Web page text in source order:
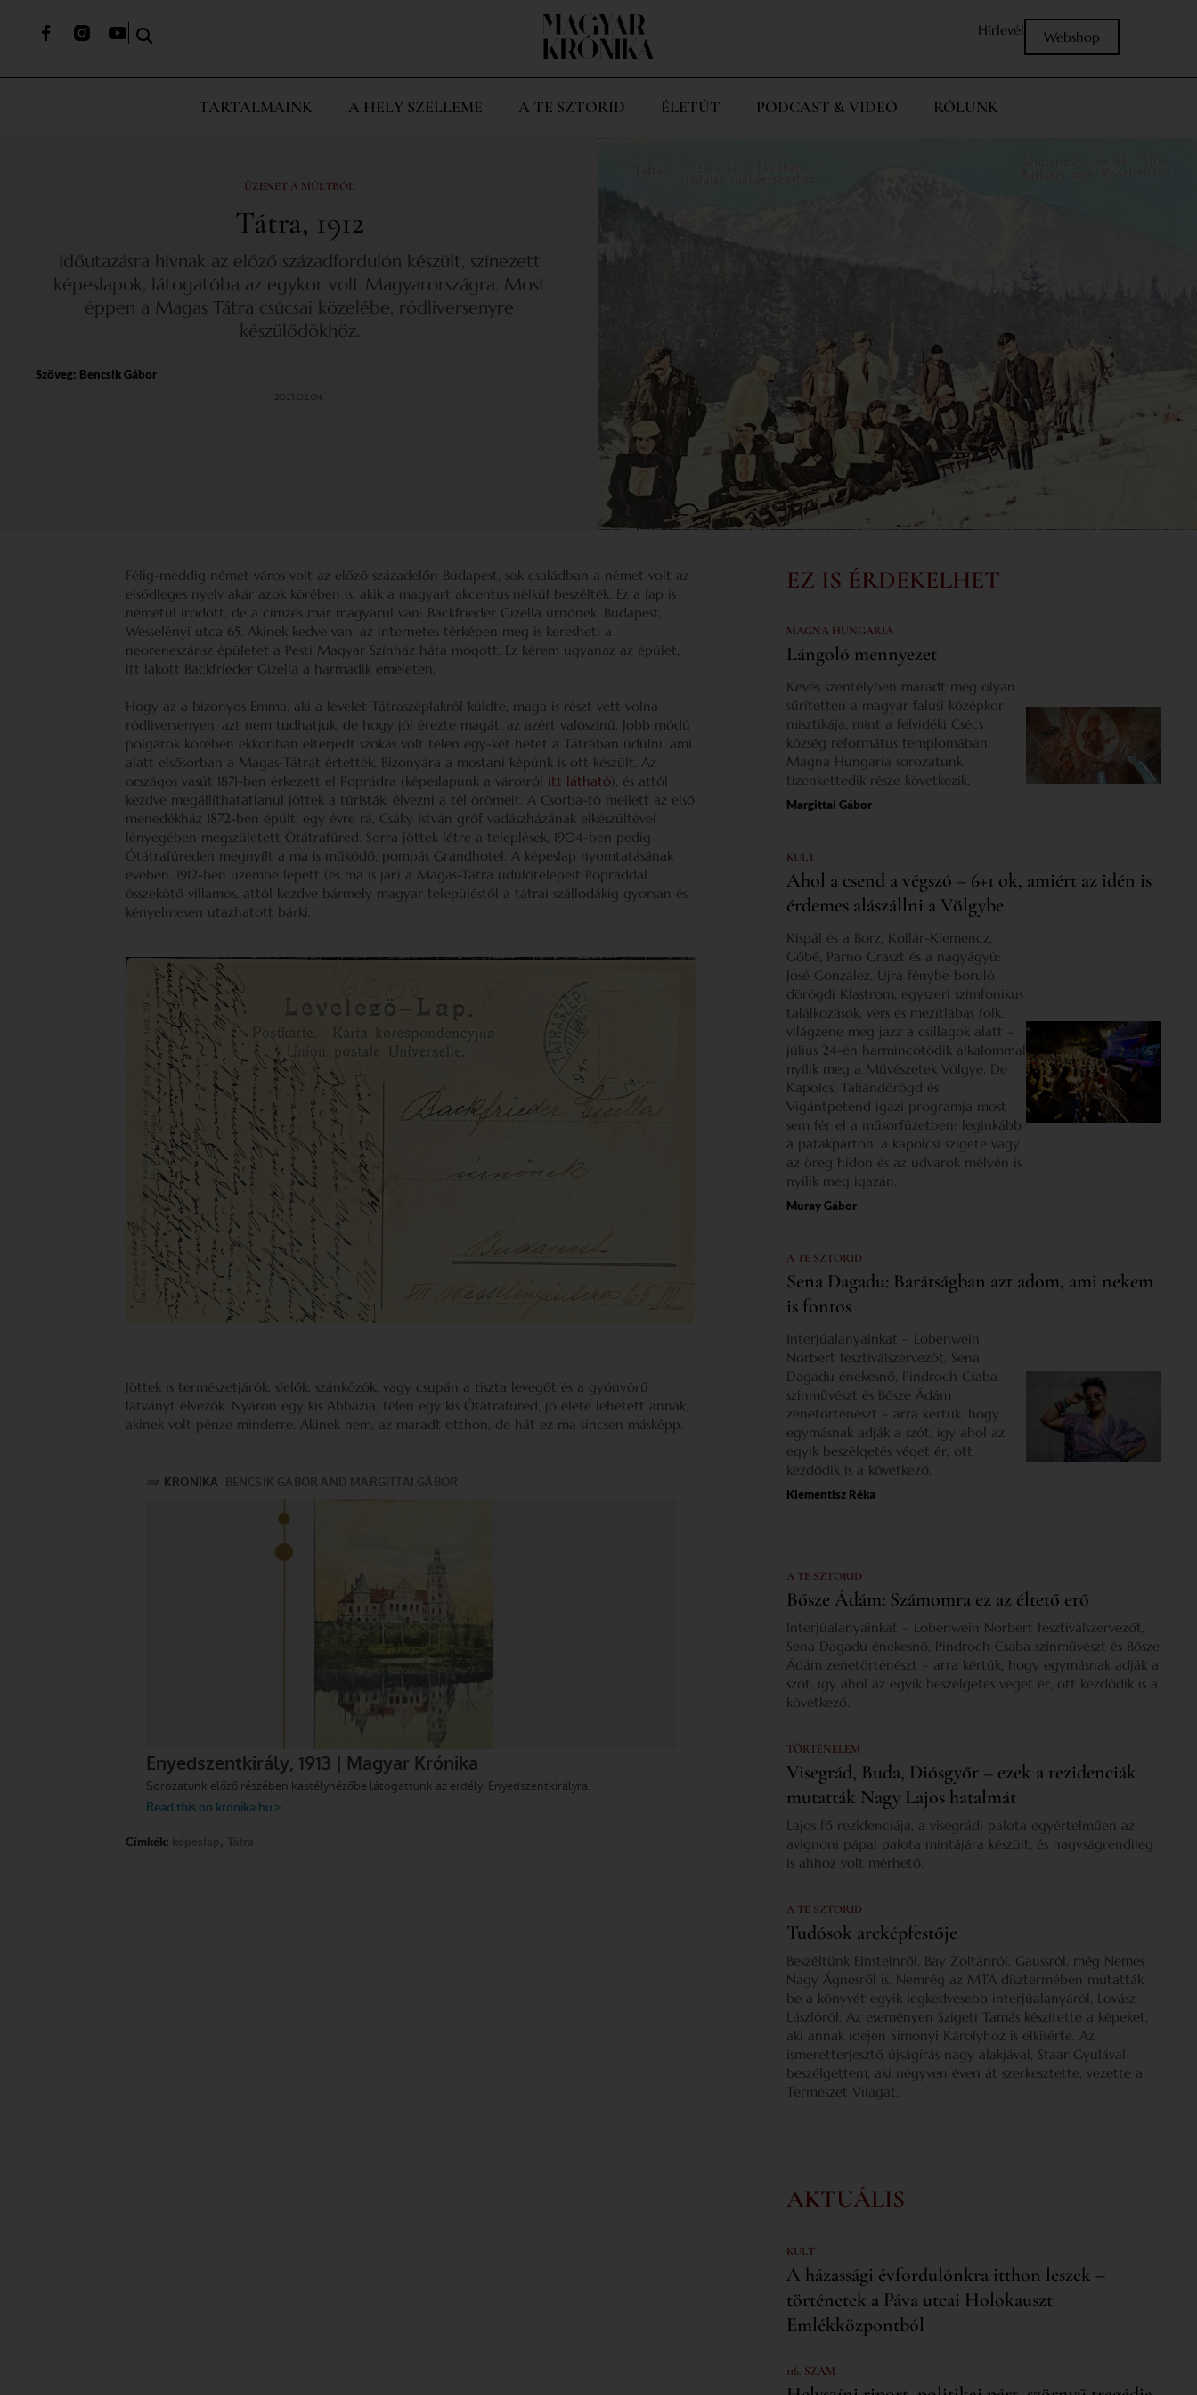
Hírlevél Webshop
TARTALMAINK A HELY SZELLEME A TE SZTORID ÉLETÚT PODCAST & VIDEÓ RÓLUNK
ÜZENET A MÚLTBÓL
Tátra, 1912
Időutazásra hívnak az előző századfordulón készült, színezett
képeslapok, látogatóba az egykor volt Magyarországra. Most
éppen a Magas Tátra csúcsai közelébe, ródliversenyre
készülődökhöz.
Szöveg: Bencsik Gábor
2025.02.04.
Félig-meddig német város volt az előző századelőn Budapest, sok családban a német volt az
elsődleges nyelv akár azok körében is, akik a magyart akcentus nélkül beszélték. Ez a lap is
németül íródott, de a címzés már magyarul van: Backfrieder Gizella úrnőnek, Budapest,
Wesselényi utca 65. Akinek kedve van, az internetes térképen meg is keresheti a
neoreneszánsz épületet a Pesti Magyar Színház háta mögött. Ez kérem ugyanaz az épület,
itt lakott Backfrieder Gizella a harmadik emeleten.
Hogy az a bizonyos Emma, aki a levelet Tátraszéplakról küldte, maga is részt vett volna
ródliversenyen, azt nem tudhatjuk, de hogy jól érezte magát, az azért valószínű. Jobb módú
polgárok körében ekkoriban elterjedt szokás volt télen egy-két hetet a Tátrában üdülni, ami
alatt elsősorban a Magas-Tátrát értették. Bizonyára a mostani képünk is ott készült. Az
országos vasút 1871-ben érkezett el Poprádra (képeslapunk a városról itt látható), és attól
kezdve megállíthatatlanul jöttek a túristák, élvezni a tél örömeit. A Csorba-tó mellett az első
menedékház 1872-ben épült, egy évre rá, Csáky István gróf vadászházának elkészültével
lényegében megszületett Ótátrafüred. Sorra jöttek létre a teleplések, 1904-ben pedig
Ótátrafüreden megnyílt a ma is működő, pompás Grandhotel. A képeslap nyomtatásának
évében, 1912-ben üzembe lépett (és ma is jár) a Magas-Tátra üdülőtelepeit Popráddal
összekötő villamos, attól kezdve bármely magyar településtől a tátrai szállodákig gyorsan és
kényelmesen utazhatott bárki.
Jöttek is természetjárók, síelők, szánkózók, vagy csupán a tiszta levegőt és a gyönyörű
látványt élvezők. Nyáron egy kis Abbázia, télen egy kis Ótátrafüred, jó élete lehetett annak,
akinek volt pénze minderre. Akinek nem, az maradt otthon, de hát ez ma sincsen másképp.
Címkék: ,
EZ IS ÉRDEKELHET
MAGNA HUNGARIA
Lángoló mennyezet
Kevés szentélyben maradt meg olyan
sűrítetten a magyar falusi középkor
misztikája, mint a felvidéki Csécs
község református templomában.
Magna Hungaria sorozatunk
tizenkettedik része következik.
Margittai Gábor
KULT
Ahol a csend a végszó – 6+1 ok, amiért az idén is
érdemes alászállni a Völgybe
Kispál és a Borz, Kollár-Klemencz,
Góbé, Parno Graszt és a nagyágyú:
José González. Újra fénybe boruló
dörögdi Klastrom, egyszeri szimfonikus
találkozások, vers és mezítlábas folk,
világzene meg jazz a csillagok alatt –
július 24-én harmincötödik alkalommal
nyílik meg a Művészetek Völgye. De
Kapolcs, Taliándörögd és
Vigántpetend igazi programja most
sem fér el a műsorfüzetben: leginkább
a patakparton, a kapolcsi szigete vagy
az öreg hídon és az udvarok mélyén is
nyílik meg igazán.
Muray Gábor
A TE SZTORID
Sena Dagadu: Barátságban azt adom, ami nekem
is fontos
Interjúalanyainkat – Lobenwein
Norbert fesztiválszervezőt, Sena
Dagadu énekesnő, Pindroch Csaba
színművészt és Bősze Ádám
zenetörténészt – arra kértük, hogy
egymásnak adják a szót, így ahol az
egyik beszélgetés véget ér, ott
kezdődik is a következő.
Klementisz Réka
A TE SZTORID
Bősze Ádám: Számomra ez az éltető erő
Interjúalanyainkat – Lobenwein Norbert fesztiválszervezőt,
Sena Dagadu énekesnő, Pindroch Csaba színművészt és Bősze
Ádám zenetörténészt – arra kértük, hogy egymásnak adják a
szót, így ahol az egyik beszélgetés véget ér, ott kezdődik is a
következő.
TÖRTÉNELEM
Visegrád, Buda, Diósgyőr – ezek a rezidenciák
mutatták Nagy Lajos hatalmát
Lajos fő rezidenciája, a visegrádi palota egyértelműen az
avignoni pápai palota mintájára készült, és nagyságrendileg
is ahhoz volt mérhető.
A TE SZTORID
Tudósok arcképfestője
Beszéltünk Einsteinről, Bay Zoltánról, Gaussról, még Nemes
Nagy Ágnesről is. Nemrég az MTA dísztermében mutatták
be a könyvét egyik legkedvesebb interjúalanyáról, Lovász
Lászlóról. Az eseményen Szigeti Tamás készítette a képeket,
aki annak idején Simonyi Károlyhoz is elkísérte. Az
ismeretterjesztő újságírás nagy alakjával, Staar Gyulával
beszélgettem, aki negyven éven át szerkesztette, vezette a
Természet Világát.
AKTUÁLIS
KULT
A házassági évfordulónkra itthon leszek –
történetek a Páva utcai Holokauszt
Emlékközpontból
116. SZÁM